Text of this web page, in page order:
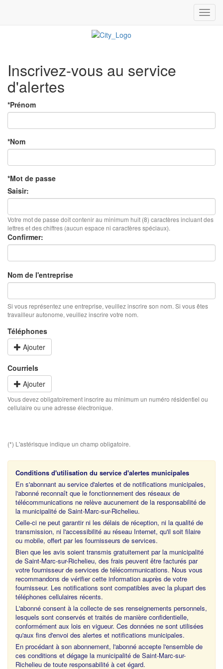
Inscrivez-vous au service
d'alertes
*Prénom
*Nom
*Mot de passe
Saisir:
Votre mot de passe doit contenir au minimum huit (8) caractères incluant des
lettres et des chiffres (aucun espace ni caractères spéciaux).
Confirmer:
Nom de l'entreprise
Si vous représentez une entreprise, veuillez inscrire son nom. Si vous êtes
travailleur autonome, veuillez inscrire votre nom.
Téléphones
Ajouter
Courriels
Ajouter
Vous devez obligatoirement inscrire au minimum un numéro résidentiel ou
cellulaire ou une adresse électronique.
(*) L'astérisque indique un champ obligatoire.
Conditions d'utilisation du service d'alertes municipales
En s'abonnant au service d'alertes et de notifications municipales,
l'abonné reconnaît que le fonctionnement des réseaux de
télécommunications ne relève aucunement de la responsabilité de
la municipalité de Saint-Marc-sur-Richelieu.
Celle-ci ne peut garantir ni les délais de réception, ni la qualité de
transmission, ni l'accessibilité au réseau Internet, qu'il soit filaire
ou mobile, offert par les fournisseurs de services.
Bien que les avis soient transmis gratuitement parla municipalité
de Saint-Marc-sur-Richelieu, des frais peuvent être facturés par
votre fournisseur de services de télécommunications. Nous vous
recommandons de vérifier cette information auprès de votre
fournisseur. Les notifications sont compatibles avec la plupart des
téléphones cellulaires récents.
L'abonné consent à la collecte de ses renseignements personnels,
lesquels sont conservés et traités de manière confidentielle,
conformément aux lois en vigueur. Ces données ne sont utilisées
qu'aux fins d'envoi des alertes et notifications municipales.
En procédant à son abonnement, l'abonné accepte l'ensemble de
ces conditions et dégage la municipalité de Saint-Marc-sur-
Richelieu de toute responsabilité à cet égard.